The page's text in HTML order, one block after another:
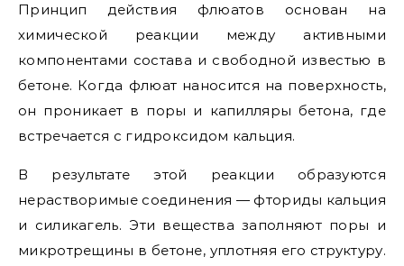
Принцип действия флюатов основан на
химической реакции между активными
компонентами состава и свободной известью в
бетоне. Когда флюат наносится на поверхность,
он проникает в поры и капилляры бетона, где
встречается с гидроксидом кальция.
В результате этой реакции образуются
нерастворимые соединения — фториды кальция
и силикагель. Эти вещества заполняют поры и
микротрещины в бетоне, уплотняя его структуру.